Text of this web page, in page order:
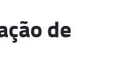
de